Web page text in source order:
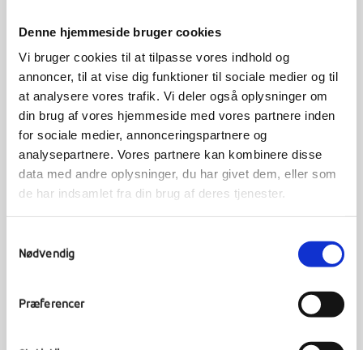
Denne hjemmeside bruger cookies
Vi bruger cookies til at tilpasse vores indhold og
annoncer, til at vise dig funktioner til sociale medier og til
at analysere vores trafik. Vi deler også oplysninger om
din brug af vores hjemmeside med vores partnere inden
for sociale medier, annonceringspartnere og
analysepartnere. Vores partnere kan kombinere disse
data med andre oplysninger, du har givet dem, eller som
de har indsamlet fra din brug af deres tjenester.
Nødvendig
Præferencer